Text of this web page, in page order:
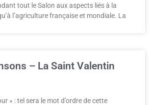
tout le Salon aux aspects liés à la
l’agriculture française et mondiale. La
– La Saint Valentin
» : tel sera le mot d’ordre de cette